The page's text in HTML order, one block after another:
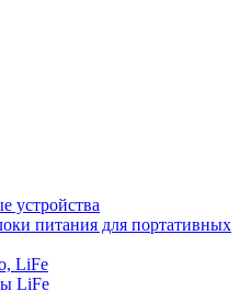
устройства
питания для портативных
LiFe
LiFe